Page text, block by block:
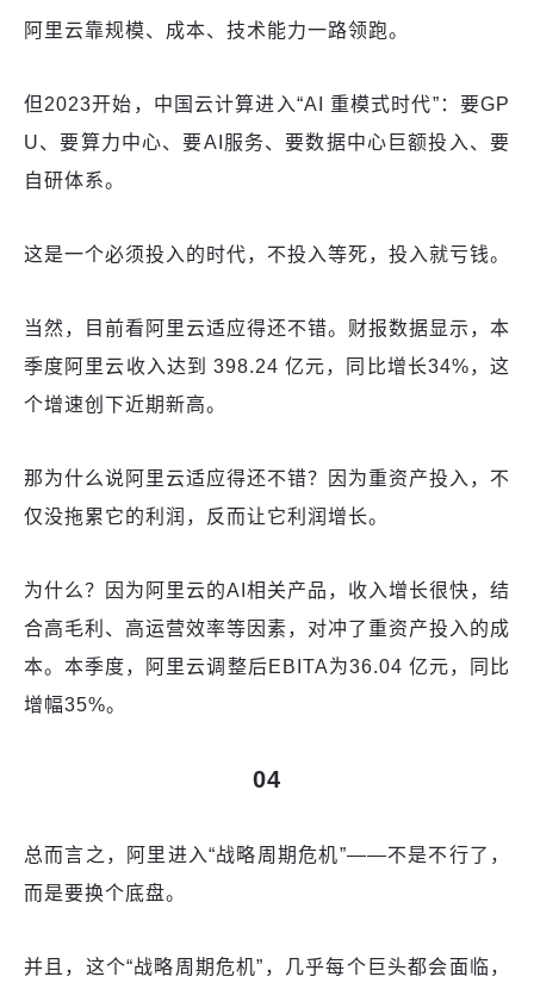
阿里云靠规模、成本、技术能力一路领跑。
但2023开始，中国云计算进入“AI 重模式时代”：要GP
U、要算力中心、要AI服务、要数据中心巨额投入、要
自研体系。
这是一个必须投入的时代，不投入等死，投入就亏钱。
当然，目前看阿里云适应得还不错。财报数据显示，本
季度阿里云收入达到 398.24 亿元，同比增长34%，这
个增速创下近期新高。
那为什么说阿里云适应得还不错？因为重资产投入，不
仅没拖累它的利润，反而让它利润增长。
为什么？因为阿里云的AI相关产品，收入增长很快，结
合高毛利、高运营效率等因素，对冲了重资产投入的成
本。本季度，阿里云调整后EBITA为36.04 亿元，同比
增幅35%。
04
总而言之，阿里进入“战略周期危机”——不是不行了，
而是要换个底盘。
并且，这个“战略周期危机”，几乎每个巨头都会面临，